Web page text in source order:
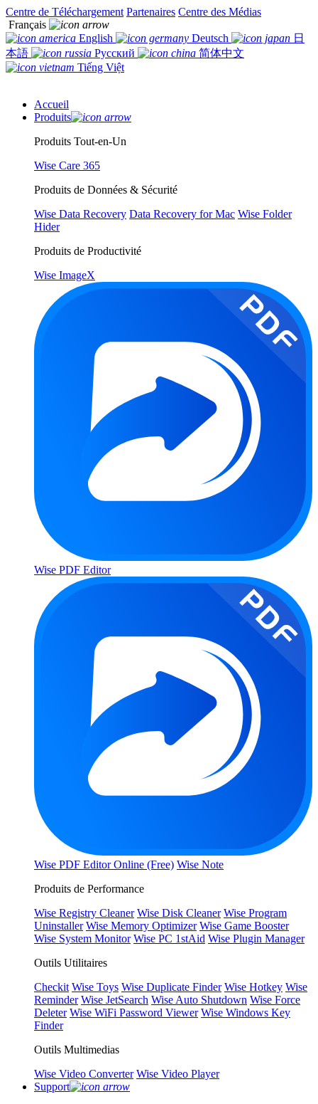
Centre de Téléchargement Partenaires Centre des Médias
Français
English
Deutsch
日
本語
Русский
简体中文
Tiếng Việt
Accueil
Produits
Produits Tout-en-Un
Wise Care 365
Produits de Données & Sécurité
Wise Data Recovery Data Recovery for Mac Wise Folder
Hider
Produits de Productivité
Wise ImageX
Wise PDF Editor
Wise PDF Editor Online (Free) Wise Note
Produits de Performance
Wise Registry Cleaner Wise Disk Cleaner Wise Program
Uninstaller Wise Memory Optimizer Wise Game Booster
Wise System Monitor Wise PC 1stAid Wise Plugin Manager
Outils Utilitaires
Checkit Wise Toys Wise Duplicate Finder Wise Hotkey Wise
Reminder Wise JetSearch Wise Auto Shutdown Wise Force
Deleter Wise WiFi Password Viewer Wise Windows Key
Finder
Outils Multimedias
Wise Video Converter Wise Video Player
Support